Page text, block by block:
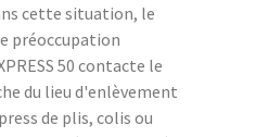
cette situation, le
préoccupation
50 contacte le
du lieu d'enlèvement
de plis, colis ou